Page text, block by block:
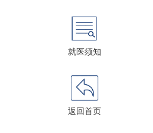
就医须知
返回首页